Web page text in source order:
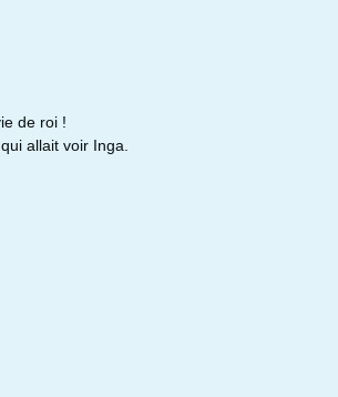
de roi !
allait voir Inga.